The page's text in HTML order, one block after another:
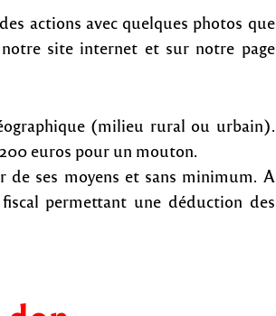
actions avec quelques photos que
site internet et sur notre page
(milieu rural ou urbain).
euros pour un mouton.
ses moyens et sans minimum. A
permettant une déduction des